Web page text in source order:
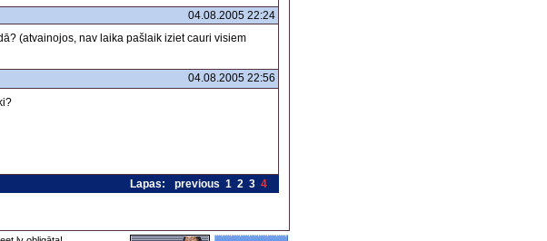
04.08.2005 22:24
(atvainojos, nav laika pašlaik iziet cauri visiem
04.08.2005 22:56
Lapas: previous 1 2 3 4